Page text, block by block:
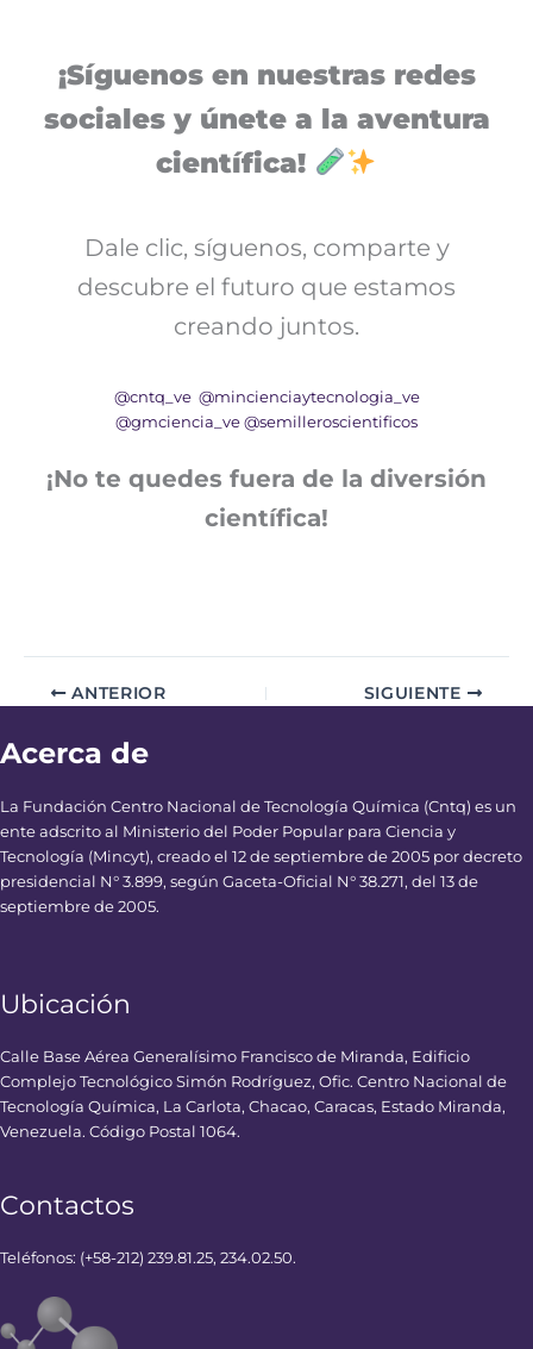
¡Síguenos en nuestras redes
sociales y únete a la aventura
científica!
Dale clic, síguenos, comparte y
descubre el futuro que estamos
creando juntos.
@cntq_ve @mincienciaytecnologia_ve
@gmciencia_ve @semilleroscientificos
¡No te quedes fuera de la diversión
científica!
ANTERIOR SIGUIENTE
Acerca de
La Fundación Centro Nacional de Tecnología Química (Cntq) es un
ente adscrito al Ministerio del Poder Popular para Ciencia y
Tecnología (Mincyt), creado el 12 de septiembre de 2005 por decreto
presidencial N° 3.899, según Gaceta-Oficial N° 38.271, del 13 de
septiembre de 2005.
Ubicación
Calle Base Aérea Generalísimo Francisco de Miranda, Edificio
Complejo Tecnológico Simón Rodríguez, Ofic. Centro Nacional de
Tecnología Química, La Carlota, Chacao, Caracas, Estado Miranda,
Venezuela. Código Postal 1064.
Contactos
Teléfonos: (+58-212) 239.81.25, 234.02.50.